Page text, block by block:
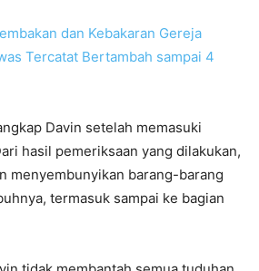
dan Kebakaran Gereja
Tercatat Bertambah sampai 4
Davin setelah memasuki
hasil pemeriksaan yang dilakukan,
menyembunyikan barang-barang
termasuk sampai ke bagian